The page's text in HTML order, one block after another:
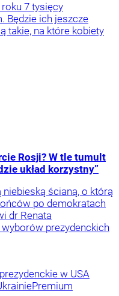
7 tysięcy
Będzie ich jeszcze
takie, na które kobiety
Rosji? W tle tumult
układ korzystny”
ścianą, o którą
po demokratach
dr Renata
prezydenckich
w USA
Premium